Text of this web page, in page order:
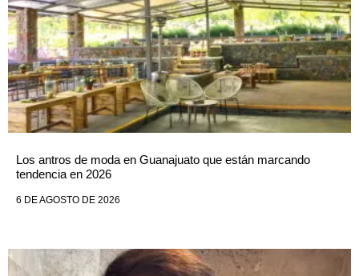
Los antros de moda en Guanajuato que están marcando
tendencia en 2026
6 DE AGOSTO DE 2026